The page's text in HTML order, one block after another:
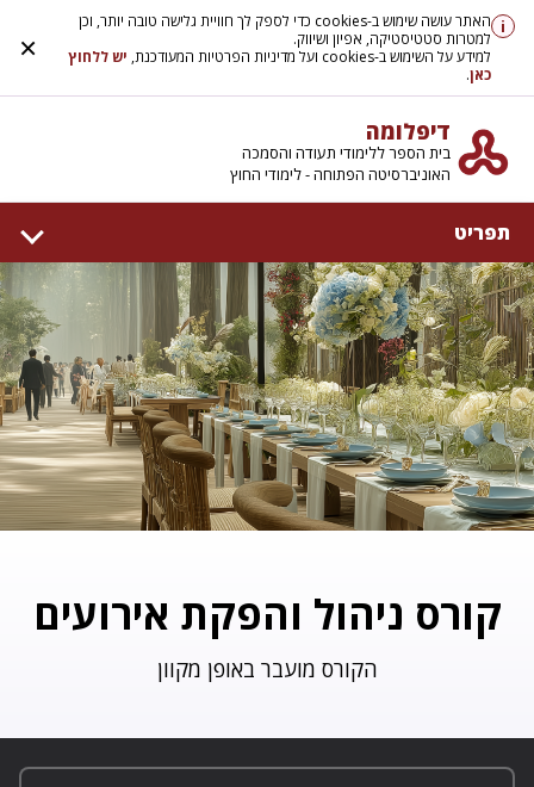
×
i
האתר עושה שימוש ב-cookies כדי לספק לך חוויית גלישה טובה יותר, וכן
למטרות סטטיסטיקה, אפיון ושיווק.
למידע על השימוש ב-cookies ועל מדיניות הפרטיות המעודכנת,
יש ללחוץ
כאן.
דיפלומה
בית הספר ללימודי תעודה והסמכה
האוניברסיטה הפתוחה - לימודי החוץ
תפריט
דף הבית
אודות
קמפוסים
המרכז ללימודי עיצוב פנים
המרכז להכשרה מקצועית
קורסים בפיקוח משרד העבודה
המרכז ללימודי הפקת אירועים
קורס ניהול והפקת אירועים
הקורס מועבר באופן מקוון